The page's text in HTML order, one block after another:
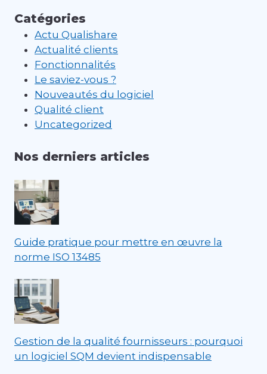
Catégories
Actu Qualishare
Actualité clients
Fonctionnalités
Le saviez-vous ?
Nouveautés du logiciel
Qualité client
Uncategorized
Nos derniers articles
Guide pratique pour mettre en œuvre la
norme ISO 13485
Gestion de la qualité fournisseurs : pourquoi
un logiciel SQM devient indispensable